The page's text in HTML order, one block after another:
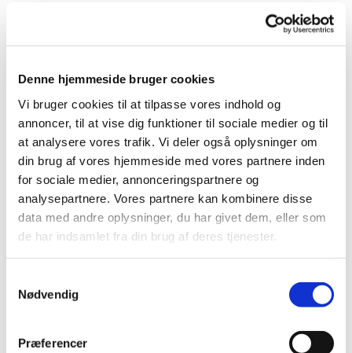
Denne hjemmeside bruger cookies
Vi bruger cookies til at tilpasse vores indhold og
annoncer, til at vise dig funktioner til sociale medier og til
at analysere vores trafik. Vi deler også oplysninger om
din brug af vores hjemmeside med vores partnere inden
for sociale medier, annonceringspartnere og
analysepartnere. Vores partnere kan kombinere disse
data med andre oplysninger, du har givet dem, eller som
de har indsamlet fra din brug af deres tjenester.
Nødvendig
Præferencer
Kl. 17.30 – 20.00
Pris:50 kr. for aftensmad, dessert, kaffe og te.
Øl, sodavand og vin kan købes for en billig penge.
Tilmeldingsenest dagen før kl. 12 til Kirke- og
kulturmedarbejder Lærke Hansen på
lukaskirke@gmail.com el. 26 93 91 87.